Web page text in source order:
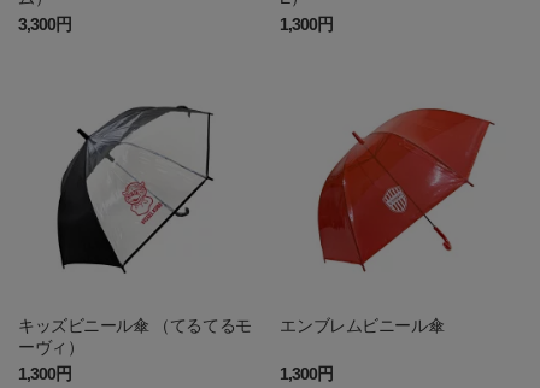
3,300円
1,300円
キッズビニール傘 （てるてるモ
ーヴィ）
1,300円
エンブレムビニール傘
1,300円